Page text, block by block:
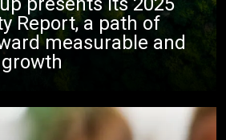
Report, a path of
measurable and